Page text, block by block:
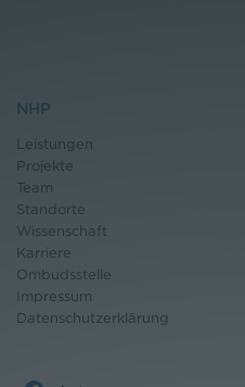
NHP
Leistungen
Projekte
Team
Standorte
Wissenschaft
Karriere
Ombudsstelle
Impressum
Datenschutzerklärung